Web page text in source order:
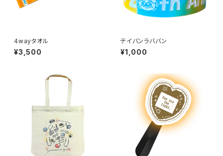
4wayタオル
¥3,500
テイバンラババン
¥1,000